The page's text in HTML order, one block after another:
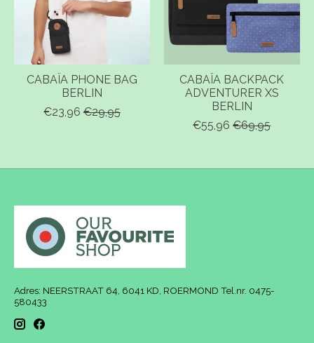
CABAÏA PHONE BAG
BERLIN
€23,96 €29,95
CABAÏA BACKPACK
ADVENTURER XS
BERLIN
€55,96 €69,95
Adres: NEERSTRAAT 64, 6041 KD, ROERMOND Tel.nr. 0475-
580433